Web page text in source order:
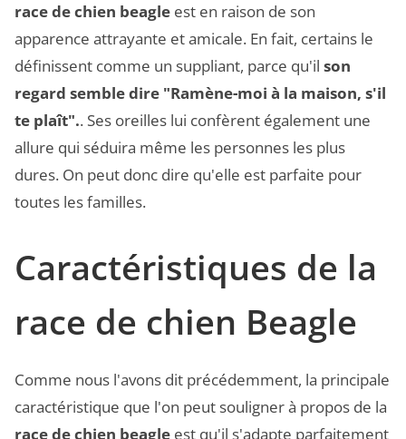
race de chien beagle est en raison de son
apparence attrayante et amicale. En fait, certains le
définissent comme un suppliant, parce qu'il son
regard semble dire "Ramène-moi à la maison, s'il
te plaît".. Ses oreilles lui confèrent également une
allure qui séduira même les personnes les plus
dures. On peut donc dire qu'elle est parfaite pour
toutes les familles.
Caractéristiques de la
race de chien Beagle
Comme nous l'avons dit précédemment, la principale
caractéristique que l'on peut souligner à propos de la
race de chien beagle est qu'il s'adapte parfaitement